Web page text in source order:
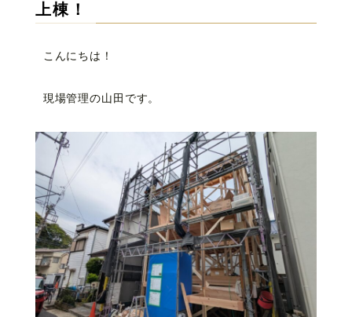
上棟！
こんにちは！
現場管理の山田です。